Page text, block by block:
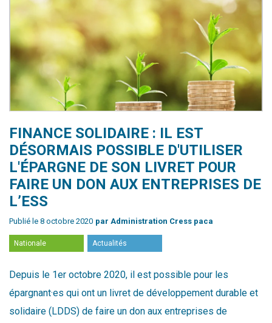
​FINANCE SOLIDAIRE : IL EST
DÉSORMAIS POSSIBLE D'UTILISER
L'ÉPARGNE DE SON LIVRET POUR
FAIRE UN DON AUX ENTREPRISES DE
L’ESS
Publié le 8 octobre 2020 par Administration Cress paca
Nationale Actualités
Depuis le 1er octobre 2020, il est possible pour les
épargnant·es qui ont un livret de développement durable et
solidaire (LDDS) de faire un don aux entreprises de